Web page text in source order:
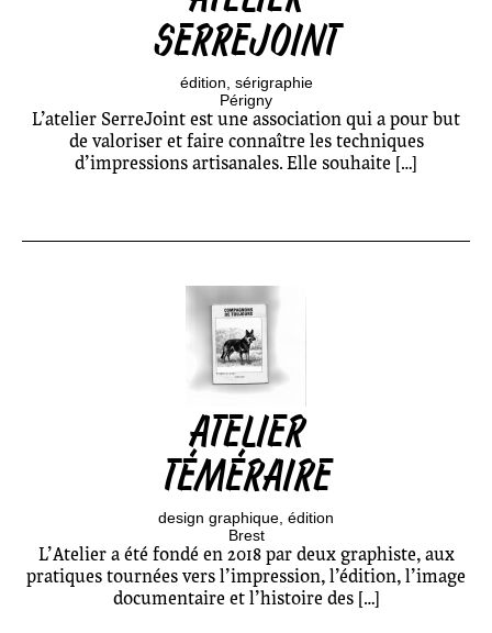
SERREJOINT
édition sérigraphie
Périgny
L’atelier SerreJoint est une association qui a pour but
de valoriser et faire connaître les techniques
d’impressions artisanales. Elle souhaite […]
ATELIER
TÉMÉRAIRE
design graphique édition
Brest
L’Atelier a été fondé en 2018 par deux graphiste, aux
pratiques tournées vers l’impression, l’édition, l’image
documentaire et l’histoire des […]